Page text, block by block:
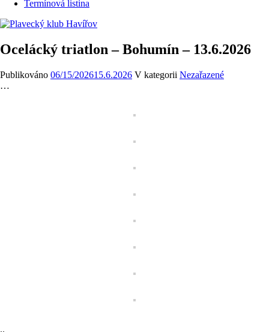
Termínová listina
Ocelácký triatlon – Bohumín – 13.6.2026
Publikováno 06/15/202615.6.2026 V kategorii Nezařazené
…
..